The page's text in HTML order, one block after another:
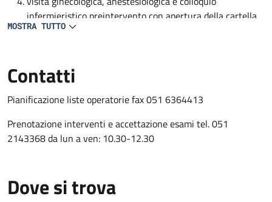
infermieristico preintervento con apertura della cartella
clinica e infermieristica;
MOSTRA TUTTO
Contatti
Pianificazione liste operatorie fax 051 6364413
Prenotazione interventi e accettazione esami tel. 051
2143368 da lun a ven: 10.30-12.30
Dove si trova